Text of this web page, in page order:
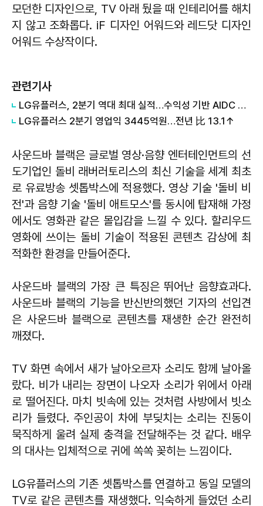
모던한 디자인으로, TV 아래 뒀을 때 인테리어를 해치
지 않고 조화롭다. iF 디자인 어워드와 레드닷 디자인
어워드 수상작이다.
관련기사
LG유플러스, 2분기 역대 최대 실적…수익성 기반 AIDC 투자 확대(종합)
LG유플러스 2분기 영업익 3445억원…전년 比 13.1↑
사운드바 블랙은 글로벌 영상·음향 엔터테인먼트의 선
도기업인 돌비 래버러토리스의 최신 기술을 세계 최초
로 유료방송 셋톱박스에 적용했다. 영상 기술 '돌비 비
전'과 음향 기술 '돌비 애트모스'를 동시에 탑재해 가정
에서도 영화관 같은 몰입감을 느낄 수 있다. 할리우드
영화에 쓰이는 돌비 기술이 적용된 콘텐츠 감상에 최
적화한 환경을 만들어준다.
사운드바 블랙의 가장 큰 특징은 뛰어난 음향효과다.
사운드바 블랙의 기능을 반신반의했던 기자의 선입견
은 사운드바 블랙으로 콘텐츠를 재생한 순간 완전히
깨졌다.
TV 화면 속에서 새가 날아오르자 소리도 함께 날아올
랐다. 비가 내리는 장면이 나오자 소리가 위에서 아래
로 떨어진다. 마치 빗속에 있는 것처럼 사방에서 빗소
리가 들렸다. 주인공이 차에 부딪치는 소리는 진동이
묵직하게 울려 실제 충격을 전달해주는 것 같다. 배우
의 대사는 입체적으로 귀에 쏙쏙 꽂히는 느낌이다.
LG유플러스의 기존 셋톱박스를 연결하고 동일 모델의
TV로 같은 콘텐츠를 재생했다. 익숙하게 들었던 소리